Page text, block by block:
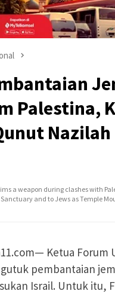
Palestina,
Nazilah
a weapon during clashes with
and to Jews as Temple
Ketua Forum
pembantaian
Israil. Untuk itu,